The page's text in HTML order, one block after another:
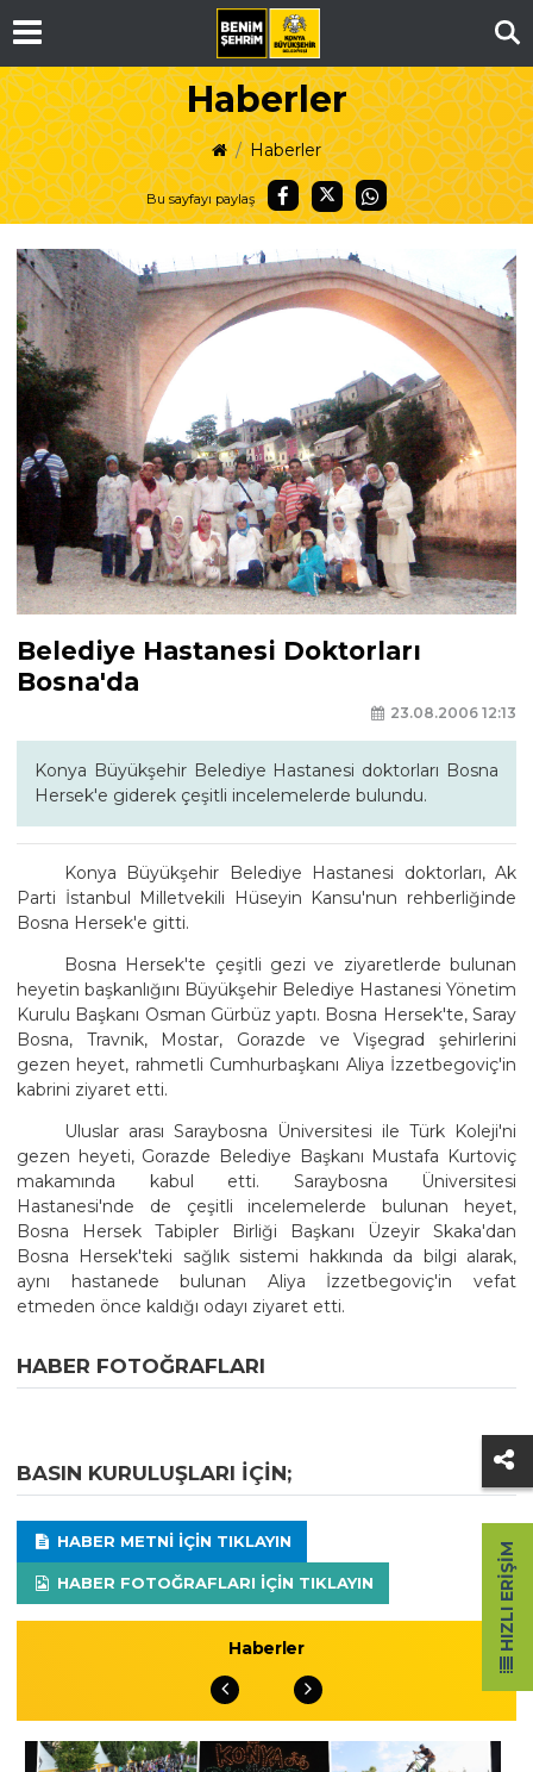
Haberler
Haberler
Bu sayfayı paylaş
Belediye Hastanesi Doktorları
Bosna'da
23.08.2006 12:13
Konya Büyükşehir Belediye Hastanesi doktorları Bosna
Hersek'e giderek çeşitli incelemelerde bulundu.
Konya Büyükşehir Belediye Hastanesi doktorları, Ak
Parti İstanbul Milletvekili Hüseyin Kansu'nun rehberliğinde
Bosna Hersek'e gitti.
Bosna Hersek'te çeşitli gezi ve ziyaretlerde bulunan
heyetin başkanlığını Büyükşehir Belediye Hastanesi Yönetim
Kurulu Başkanı Osman Gürbüz yaptı. Bosna Hersek'te, Saray
Bosna, Travnik, Mostar, Gorazde ve Vişegrad şehirlerini
gezen heyet, rahmetli Cumhurbaşkanı Aliya İzzetbegoviç'in
kabrini ziyaret etti.
Uluslar arası Saraybosna Üniversitesi ile Türk Koleji'ni
gezen heyeti, Gorazde Belediye Başkanı Mustafa Kurtoviç
makamında kabul etti. Saraybosna Üniversitesi
Hastanesi'nde de çeşitli incelemelerde bulunan heyet,
Bosna Hersek Tabipler Birliği Başkanı Üzeyir Skaka'dan
Bosna Hersek'teki sağlık sistemi hakkında da bilgi alarak,
aynı hastanede bulunan Aliya İzzetbegoviç'in vefat
etmeden önce kaldığı odayı ziyaret etti.
HABER FOTOĞRAFLARI
BASIN KURULUŞLARI IÇIN;
HABER METNI IÇIN TIKLAYIN
HABER FOTOĞRAFLARI IÇIN TIKLAYIN
Haberler HIZLI ERIŞIM